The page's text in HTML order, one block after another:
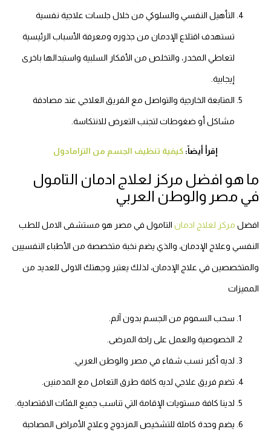
التأهيل النفسي والسلوكي من خلال جلسات علاجية نفسية
تستهدف اقتلاع الإدمان من جذوره ومعرفة الأسباب الرئيسية
لتعاطي المخدر، والتخلص من الأفكار السلبية واستبدالها باخرى
إيجابية.
المتابعة الخارجية والتواصل مع الفريق العلاجي عند مصادفة
مشاكل أو ضغوطات لتجنب التعرض للانتكاسة.
إقرأ أيضاً: كيفية تنظيف الجسم من الترامادول
ما هو افضل مركز لعلاج ادمان التامول
في مصر والوطن العربي
افضل مركز لعلاج ادمان التامول في مصر هو مستشفى الامل للطب
النفسي وعلاج الإدمان، والذي يضم نخبة متخصصة من الأطباء النفسيين
والمتخصصين في علاج الإدمان، لذلك يعتبر وجهتك الاولى للعديد من
المميزات
سحب السموم من الجسم بدون آلم.
الخصوصية والعمل على راحة المرضى.
لديه أكبر نسب شفاء في مصر والوطن العربي.
تضم فريق علاجي لديه كافة طرق التعامل مع المدمنين.
لدينا كافة مستويات الإقامة التي تناسب جميع الفئات الاقتصادية.
يضم وحدة كاملة للتشخيص المزدوج وعلاج الأمراض المصاحبة